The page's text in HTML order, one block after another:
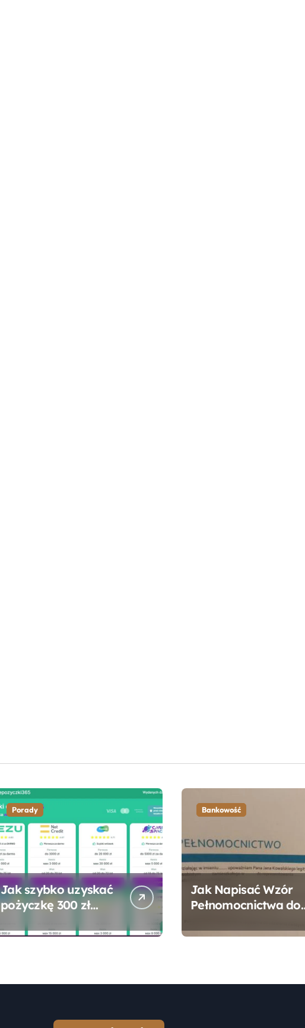
Porady
Jak szybko uzyskać
pożyczkę 300 zł
formalności?
Bankowość
Jak Napisać Wzór
Pełnomocnictwa do
Praktyczny